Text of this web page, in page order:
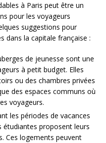
à Paris peut être un
pour les voyageurs
suggestions pour
dans la capitale française :
de jeunesse sont une
à petit budget. Elles
ou des chambres privées
des espaces communs où
voyageurs.
les périodes de vacances
étudiantes proposent leurs
Ces logements peuvent